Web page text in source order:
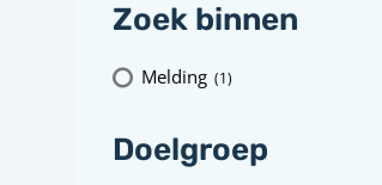
Zoek binnen
Melding (1)
Doelgroep